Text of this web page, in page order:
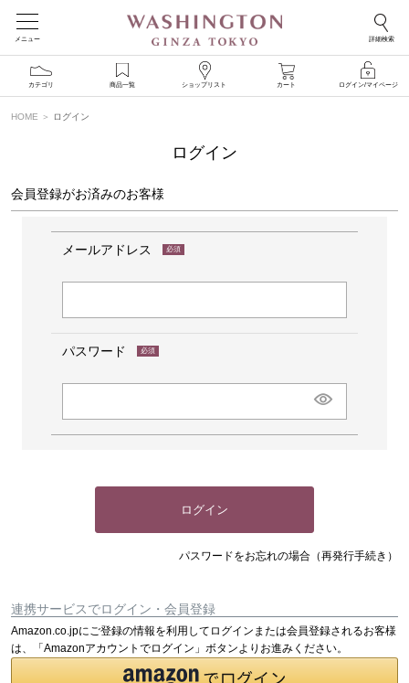
メニュー 詳細検索
カテゴリ 商品一覧 ショップリスト カート ログイン/マイページ
HOME ログイン
ログイン
会員登録がお済みのお客様
メールアドレス
パスワード
ログイン
パスワードをお忘れの場合（再発行手続き）
連携サービスでログイン・会員登録
Amazon.co.jpにご登録の情報を利用してログインまたは会員登録されるお客様
は、「Amazonアカウントでログイン」ボタンよりお進みください。